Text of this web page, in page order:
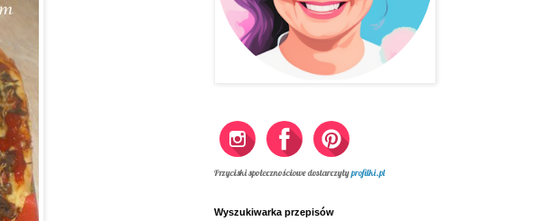
Przyciski społecznościowe dostarczyłyprofilki.pl
Wyszukiwarka przepisów